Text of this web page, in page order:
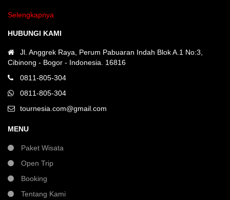
Selengkapnya
HUBUNGI KAMI
Jl. Anggrek Raya, Perum Pabuaran Indah Blok A.1 No:3,
Cibinong - Bogor - Indonesia. 16816
0811-805-304
0811-805-304
tournesia.com@gmail.com
MENU
Paket Wisata
Open Trip
Booking
Tentang Kami